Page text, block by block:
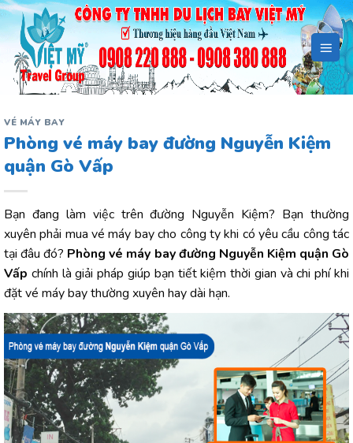
Bỏ
qua
dung
VÉ MÁY BAY
Phòng vé máy bay đường Nguyễn Kiệm
quận Gò Vấp
Bạn đang làm việc trên đường Nguyễn Kiệm? Bạn thường
xuyên phải mua vé máy bay cho công ty khi có yêu cầu công tác
tại đâu đó? Phòng vé máy bay đường Nguyễn Kiệm quận Gò
Vấp chính là giải pháp giúp bạn tiết kiệm thời gian và chi phí khi
đặt vé máy bay thường xuyên hay dài hạn.